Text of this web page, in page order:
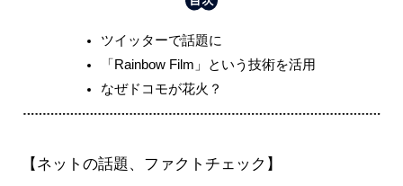
ツイッターで話題に
「Rainbow Film」という技術を活用
なぜドコモが花火？
【ネットの話題、ファクトチェック】